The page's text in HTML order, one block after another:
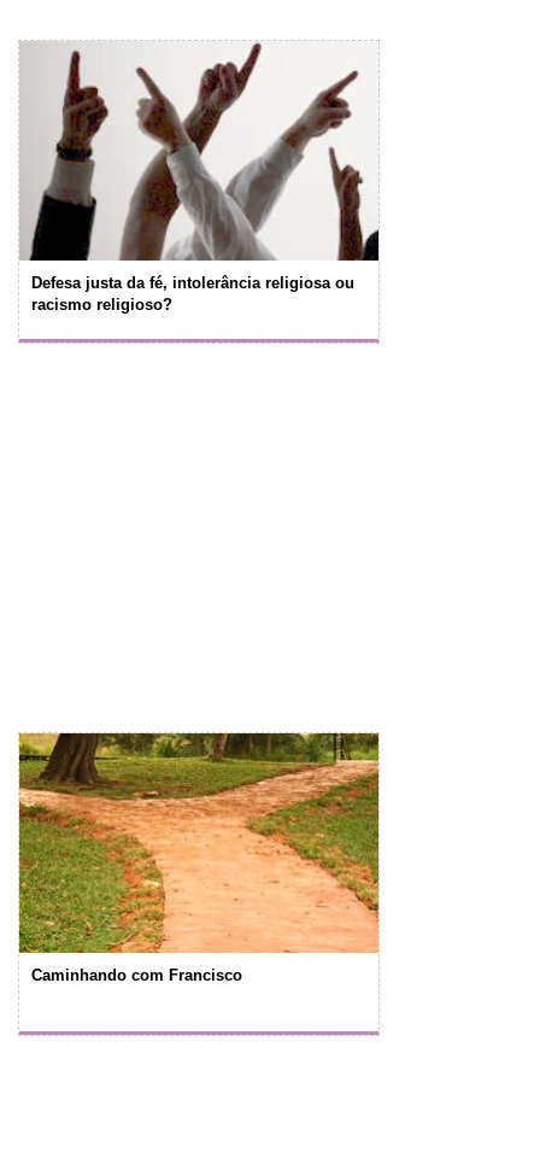
Defesa justa da fé, intolerância religiosa ou
racismo religioso?
Caminhando com Francisco